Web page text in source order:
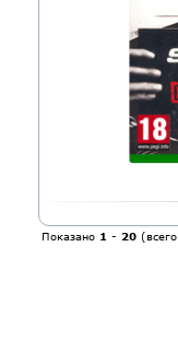
Показано 1 - 20 (всего